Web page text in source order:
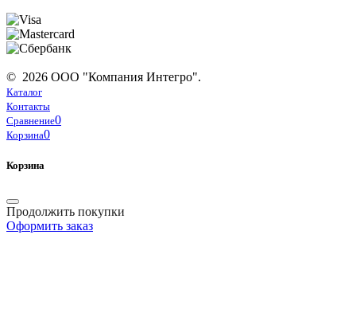
© 2026 ООО "Компания Интегро".
Каталог
Контакты
Сравнение0
Корзина0
Корзина
Продолжить покупки
Оформить заказ